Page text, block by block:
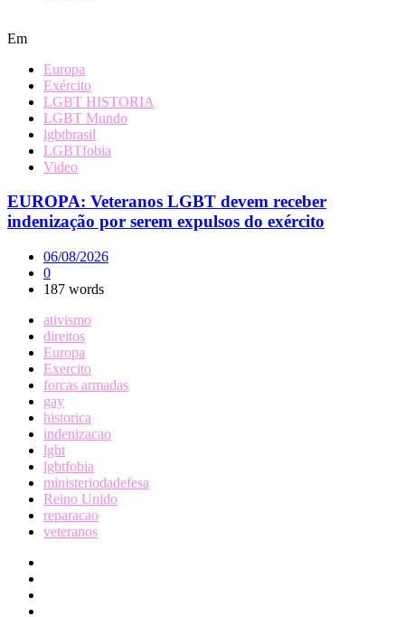
Em
Europa
Exército
LGBT HISTORIA
LGBT Mundo
lgbtbrasil
LGBTfobia
Video
EUROPA: Veteranos LGBT devem receber
indenização por serem expulsos do exército
06/08/2026
0
187 words
ativismo
direitos
Europa
Exercito
forcas armadas
gay
historica
indenizacao
lgbt
lgbtfobia
ministeriodadefesa
Reino Unido
reparacao
veteranos